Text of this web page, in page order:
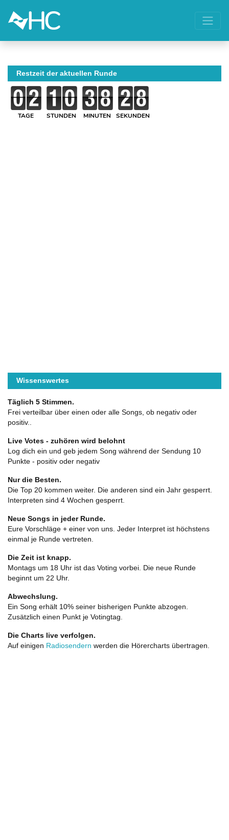
Restzeit der aktuellen Runde
TAGE STUNDEN MINUTEN SEKUNDEN
Wissenswertes
Täglich 5 Stimmen.
Frei verteilbar über einen oder alle Songs, ob negativ oder
positiv..
Live Votes - zuhören wird belohnt
Log dich ein und geb jedem Song während der Sendung 10
Punkte - positiv oder negativ
Nur die Besten.
Die Top 20 kommen weiter. Die anderen sind ein Jahr gesperrt.
Interpreten sind 4 Wochen gesperrt.
Neue Songs in jeder Runde.
Eure Vorschläge + einer von uns. Jeder Interpret ist höchstens
einmal je Runde vertreten.
Die Zeit ist knapp.
Montags um 18 Uhr ist das Voting vorbei. Die neue Runde
beginnt um 22 Uhr.
Abwechslung.
Ein Song erhält 10% seiner bisherigen Punkte abzogen.
Zusätzlich einen Punkt je Votingtag.
Die Charts live verfolgen.
Auf einigen Radiosendern werden die Hörercharts übertragen.